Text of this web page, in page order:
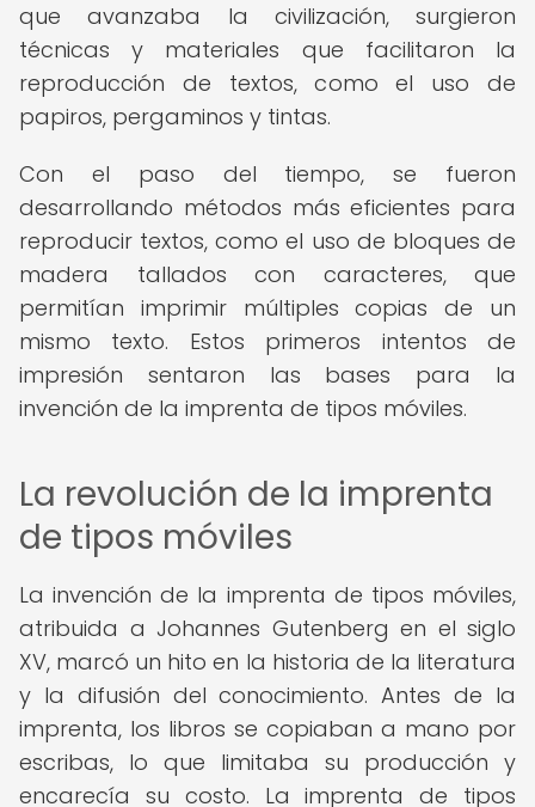
que avanzaba la civilización, surgieron
técnicas y materiales que facilitaron la
reproducción de textos, como el uso de
papiros, pergaminos y tintas.
Con el paso del tiempo, se fueron
desarrollando métodos más eficientes para
reproducir textos, como el uso de bloques de
madera tallados con caracteres, que
permitían imprimir múltiples copias de un
mismo texto. Estos primeros intentos de
impresión sentaron las bases para la
invención de la imprenta de tipos móviles.
La revolución de la imprenta
de tipos móviles
La invención de la imprenta de tipos móviles,
atribuida a Johannes Gutenberg en el siglo
XV, marcó un hito en la historia de la literatura
y la difusión del conocimiento. Antes de la
imprenta, los libros se copiaban a mano por
escribas, lo que limitaba su producción y
encarecía su costo. La imprenta de tipos